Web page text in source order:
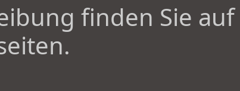
finden Sie